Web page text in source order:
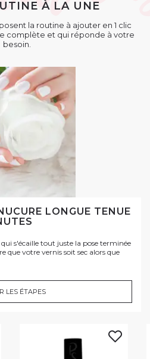
À LA UNE
la routine à ajouter en 1 clic
complète et qui réponde à votre
besoin.
LONGUE TENUE
qui s'écaille tout juste la pose terminée
que votre vernis soit sec alors que
LES ÉTAPES